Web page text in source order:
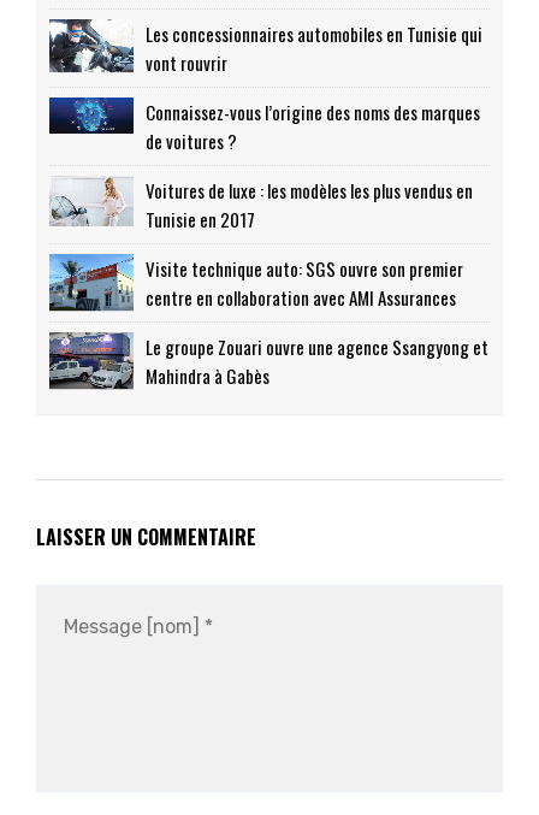
Les concessionnaires automobiles en Tunisie qui
vont rouvrir
Connaissez-vous l’origine des noms des marques
de voitures ?
Voitures de luxe : les modèles les plus vendus en
Tunisie en 2017
Visite technique auto: SGS ouvre son premier
centre en collaboration avec AMI Assurances
Le groupe Zouari ouvre une agence Ssangyong et
Mahindra à Gabès
LAISSER UN COMMENTAIRE